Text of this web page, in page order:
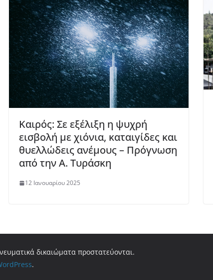
Καιρός: Σε εξέλιξη η ψυχρή
εισβολή με χιόνια, καταιγίδες και
θυελλώδεις ανέμους – Πρόγνωση
από την Α. Τυράσκη
12 Ιανουαρίου 2025
δικαιώματα προστατεύονται.
.